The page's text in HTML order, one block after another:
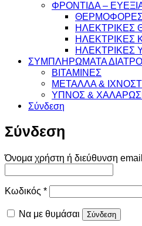
ΦΡΟΝΤΙΔΑ –
ΗΛΕΚΤΡΙΚΕΣ
ΗΛΕΚΤΡΙΚΕΣ
ΗΛΕΚΤΡΙΚΕΣ
ΣΥΜΠΛΗΡΩΜΑΤΑ
ΒΙΤΑΜΙΝΕΣ
ΜΕΤΑΛΛΑ &
ΥΠΝΟΣ &
Σύνδεση
Σύνδεση
Όνομα χρήστη ή διεύθυνση email
Κωδικός *Απαιτείται
Να με θυμάσαι Σύνδεση